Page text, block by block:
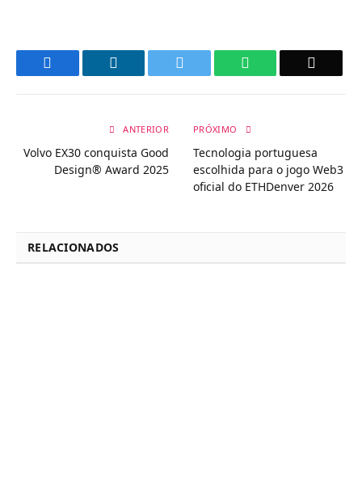
WhatsApp
ANTERIOR
Volvo EX30 conquista Good
Design® Award 2025
PRÓXIMO
Tecnologia portuguesa
escolhida para o jogo Web3
oficial do ETHDenver 2026
RELACIONADOS